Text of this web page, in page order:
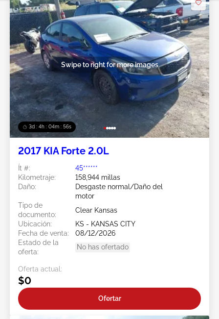
3d : 4h : 04m : 53s
Swipe to right for more images
2017 KIA Forte 2.0L
Ít #:
45******
Kilometraje:
158,944 millas
Daño:
Desgaste normal/Daño del
motor
Tipo de
documento:
Clear Kansas
Ubicación:
KS - KANSAS CITY
Fecha de venta:
08/12/2026
Estado de la
oferta:
No has ofertado
Oferta actual:
$0
Ofertar